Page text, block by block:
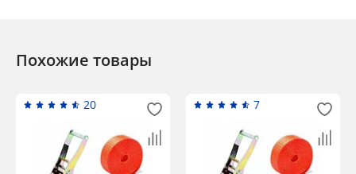
Похожие товары
20 7